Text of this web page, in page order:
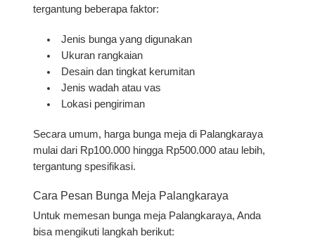
tergantung beberapa faktor:
Jenis bunga yang digunakan
Ukuran rangkaian
Desain dan tingkat kerumitan
Jenis wadah atau vas
Lokasi pengiriman
Secara umum, harga bunga meja di Palangkaraya
mulai dari Rp100.000 hingga Rp500.000 atau lebih,
tergantung spesifikasi.
Cara Pesan Bunga Meja Palangkaraya
Untuk memesan bunga meja Palangkaraya, Anda
bisa mengikuti langkah berikut: